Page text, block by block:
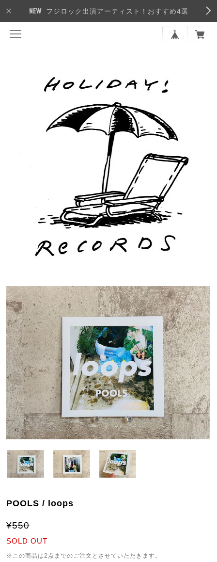
フジロック出演アーティスト！おすすめ4選
POOLS / loops
¥550
SOLD OUT
※この商品は2点までのご注文とさせていただきます。